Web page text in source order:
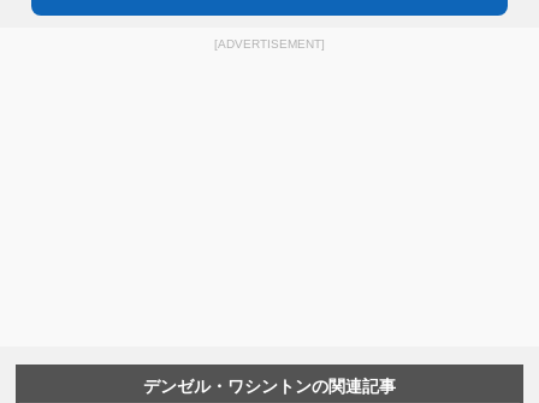
[ADVERTISEMENT]
デンゼル・ワシントンの関連記事